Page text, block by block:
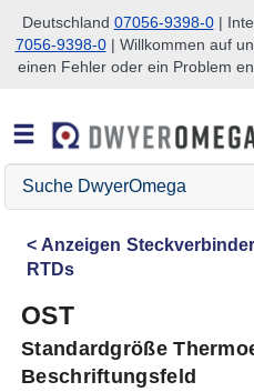
Zum Suchen überspringen
Zum Hauptinhalt überspringen
Zur Navigation überspringen
Deutschland 07056-9398-0|
7056-9398-0| Willkommen auf
einen Fehler oder ein Problem
Suche
DwyerOmega
Anzeigen
RTDs
OST
Standardgröße
Beschriftungsfeld